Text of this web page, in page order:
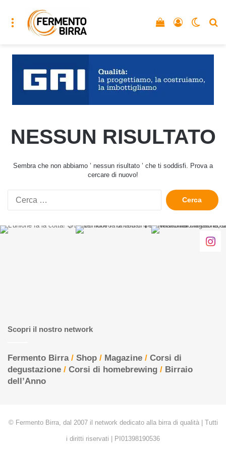
Menu Accedi
Vedi il carrello
NESSUN RISULTATO
Sembra che non abbiamo ’ nessun risultato ’ che ti soddisfi. Prova a
cercare di nuovo!
Ricerca
per:
Scopri il nostro network
Fermento Birra/ Shop / Magazine / Corsi di
degustazione / Corsi di homebrewing / Birraio
dell’Anno
© Fermento Birra, dal 2007 il network dedicato alla birra di qualità | Tutti
i diritti riservati | PI01398190536